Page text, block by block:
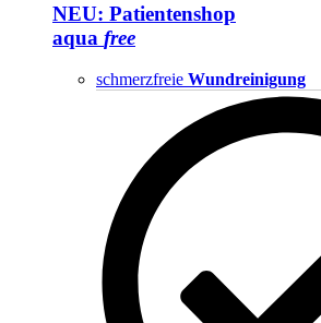
NEU: Patientenshop
aqua free
schmerzfreie Wundreinigung